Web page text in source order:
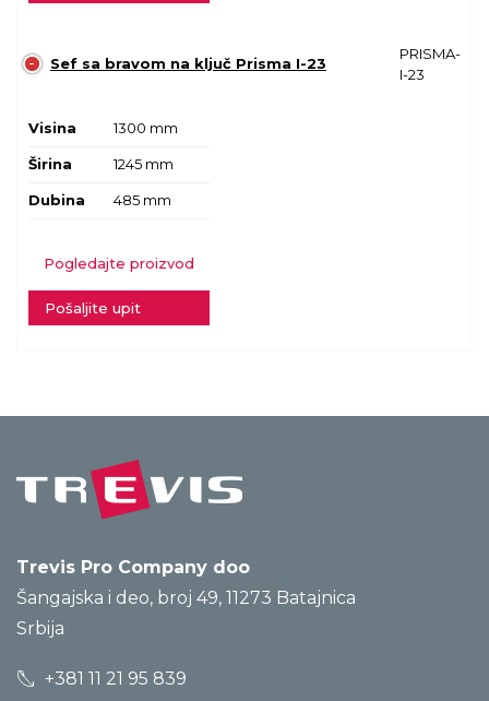
Sef sa bravom na ključ Prisma I-23
PRISMA-
I-23
Visina 1300 mm
Širina 1245 mm
Dubina 485 mm
Pogledajte proizvod
Pošaljite upit
Trevis Pro Company doo
Šangajska i deo, broj 49, 11273 Batajnica
Srbija
+381 11 21 95 839